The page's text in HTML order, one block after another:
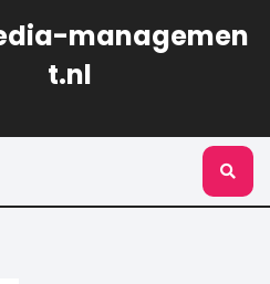
managemen
t.nl